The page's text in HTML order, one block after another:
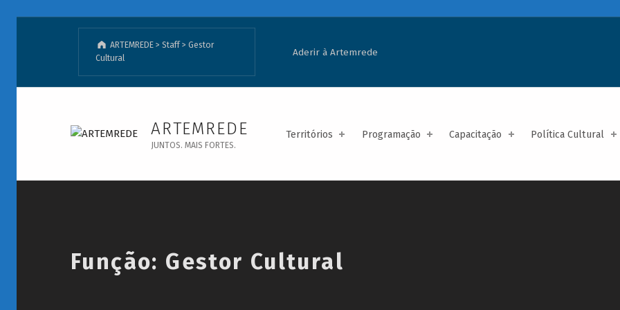
Gestor Cultural - ARTEMREDE
ARTEMREDE
JUNTOS. MAIS FORTES.
Territórios Programação Capacitação Política Cultural
ARTEMREDE >Staff >Gestor
Cultural
Aderir à Artemrede
Introduction
Função: Gestor Cultural